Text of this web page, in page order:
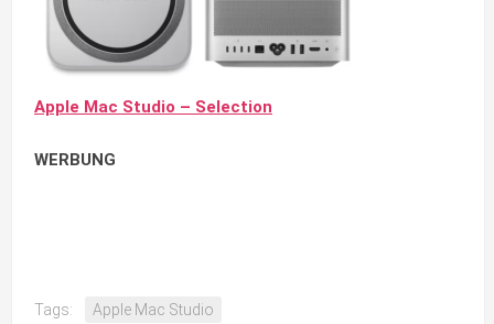
Apple Mac Studio – Selection
WERBUNG
Tags: Apple Mac Studio